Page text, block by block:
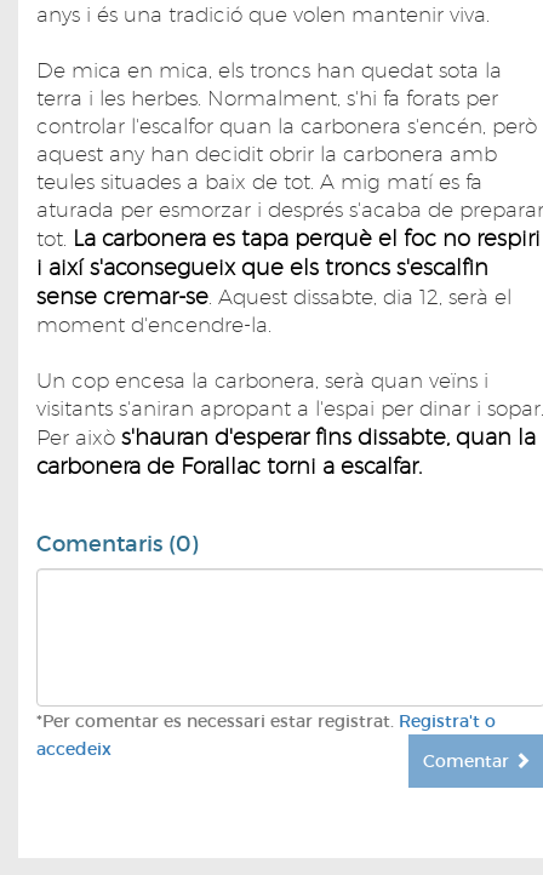
anys i és una tradició que volen mantenir viva.
De mica en mica, els troncs han quedat sota la
terra i les herbes. Normalment, s'hi fa forats per
controlar l'escalfor quan la carbonera s'encén, però
aquest any han decidit obrir la carbonera amb
teules situades a baix de tot. A mig matí es fa
aturada per esmorzar i després s'acaba de preparar
tot. La carbonera es tapa perquè el foc no respiri
i així s'aconsegueix que els troncs s'escalfin
sense cremar-se . Aquest dissabte, dia 12, serà el
moment d'encendre-la.
Un cop encesa la carbonera, serà quan veïns i
visitants s'aniran apropant a l'espai per dinar i sopar.
Per això s'hauran d'esperar fins dissabte, quan la
carbonera de Forallac torni a escalfar.
Comentaris (0)
*Per comentar es necessari estar registrat. Registra't o
accedeix
Comentar